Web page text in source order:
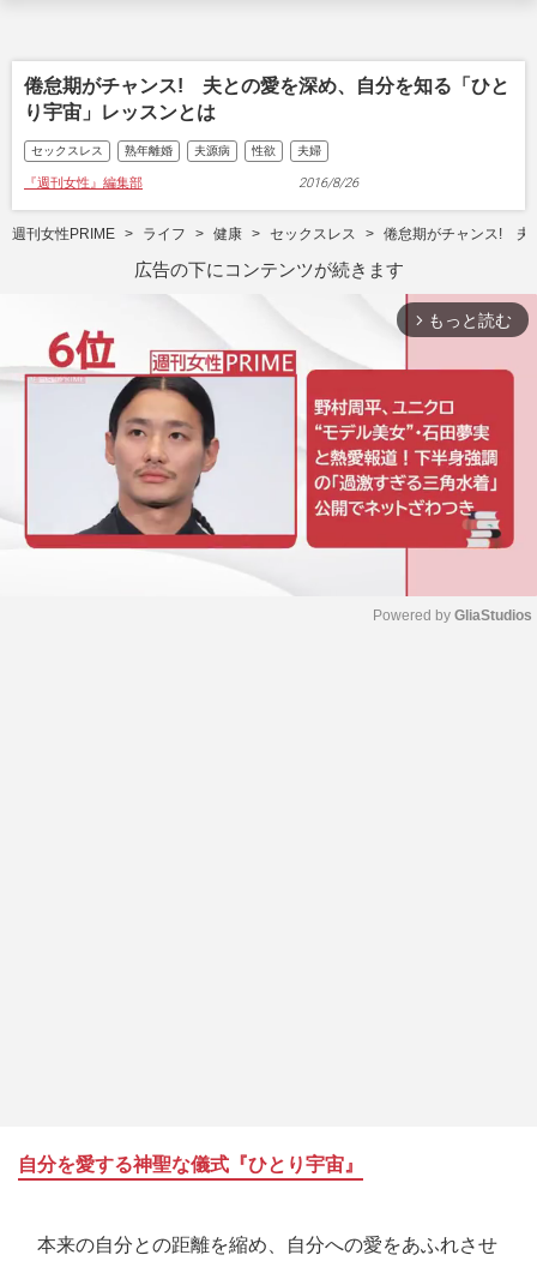
倦怠期がチャンス! 夫との愛を深め、自分を知る「ひと
り宇宙」レッスンとは
セックスレス 熟年離婚 夫源病 性欲 夫婦
『週刊女性』編集部 2016/8/26
週刊女性PRIME ライフ 健康 セックスレス 倦怠期がチャンス! 夫
広告の下にコンテンツが続きます
arrow_forward_ios もっと読む
Powered by GliaStudios
自分を愛する神聖な儀式 『ひとり宇宙』
本来の自分との距離を縮め、自分への愛をあふれさせ